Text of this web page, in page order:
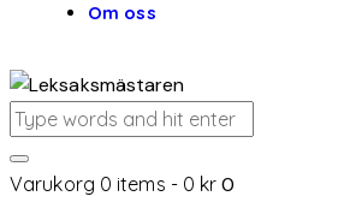
Om oss
Varukorg 0 items - 0 kr 0